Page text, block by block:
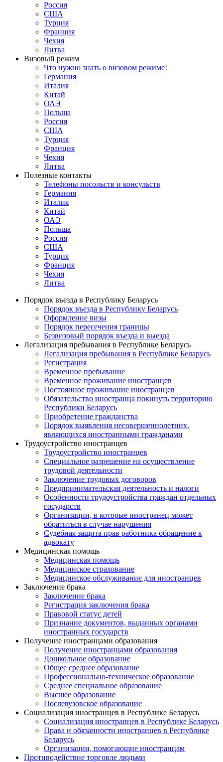
Россия
США
Турция
Франция
Чехия
Литва
Визовый режим
Что нужно знать о визовом режиме!
Германия
Италия
Китай
ОАЭ
Польша
Россия
США
Турция
Франция
Чехия
Литва
Полезные контакты
Телефоны посольств и консульств
Германия
Италия
Китай
ОАЭ
Польша
Россия
США
Турция
Франция
Чехия
Литва
Порядок въезда в Республику Беларусь
Порядок въезда в Республику Беларусь
Оформление визы
Порядок пересечения границы
Безвизовый порядок въезда и выезда
Легализация пребывания в Республике Беларусь
Легализация пребывания в Республике Беларусь
Регистрация
Временное пребывание
Временное проживание иностранцев
Постоянное проживание иностранцев
Обязательство иностранца покинуть территорию
Республики Беларусь
Приобретение гражданства
Порядок выявления несовершеннолетних,
являющихся иностранными гражданами
Трудоустройство иностранцев
Трудоустройство иностранцев
Специальное разрешение на осуществление
трудовой деятельности
Заключение трудовых договоров
Предпринимательская деятельность и налоги
Особенности трудоустройства граждан отдельных
государств
Организации, в которые иностранец может
обратиться в случае нарушения
Судебная защита прав работника обращение к
адвокату
Медицинская помощь
Медицинская помощь
Медицинское страхование
Медицинское обслуживание для иностранцев
Заключение брака
Заключение брака
Регистрация заключения брака
Правовой статус детей
Признание документов, выданных органами
иностранных государств
Получение иностранцами образования
Получение иностранцами образования
Дошкольное образование
Общее среднее образование
Профессионально-техническое образование
Среднее специальное образование
Высшее образование
Послевузовское образование
Социализация иностранцев в Республике Беларусь
Социализация иностранцев в Республике Беларусь
Права и обязанности иностранцев в Республике
Беларусь
Oрганизации, помогающие иностранцам
Противодействие торговле людьми